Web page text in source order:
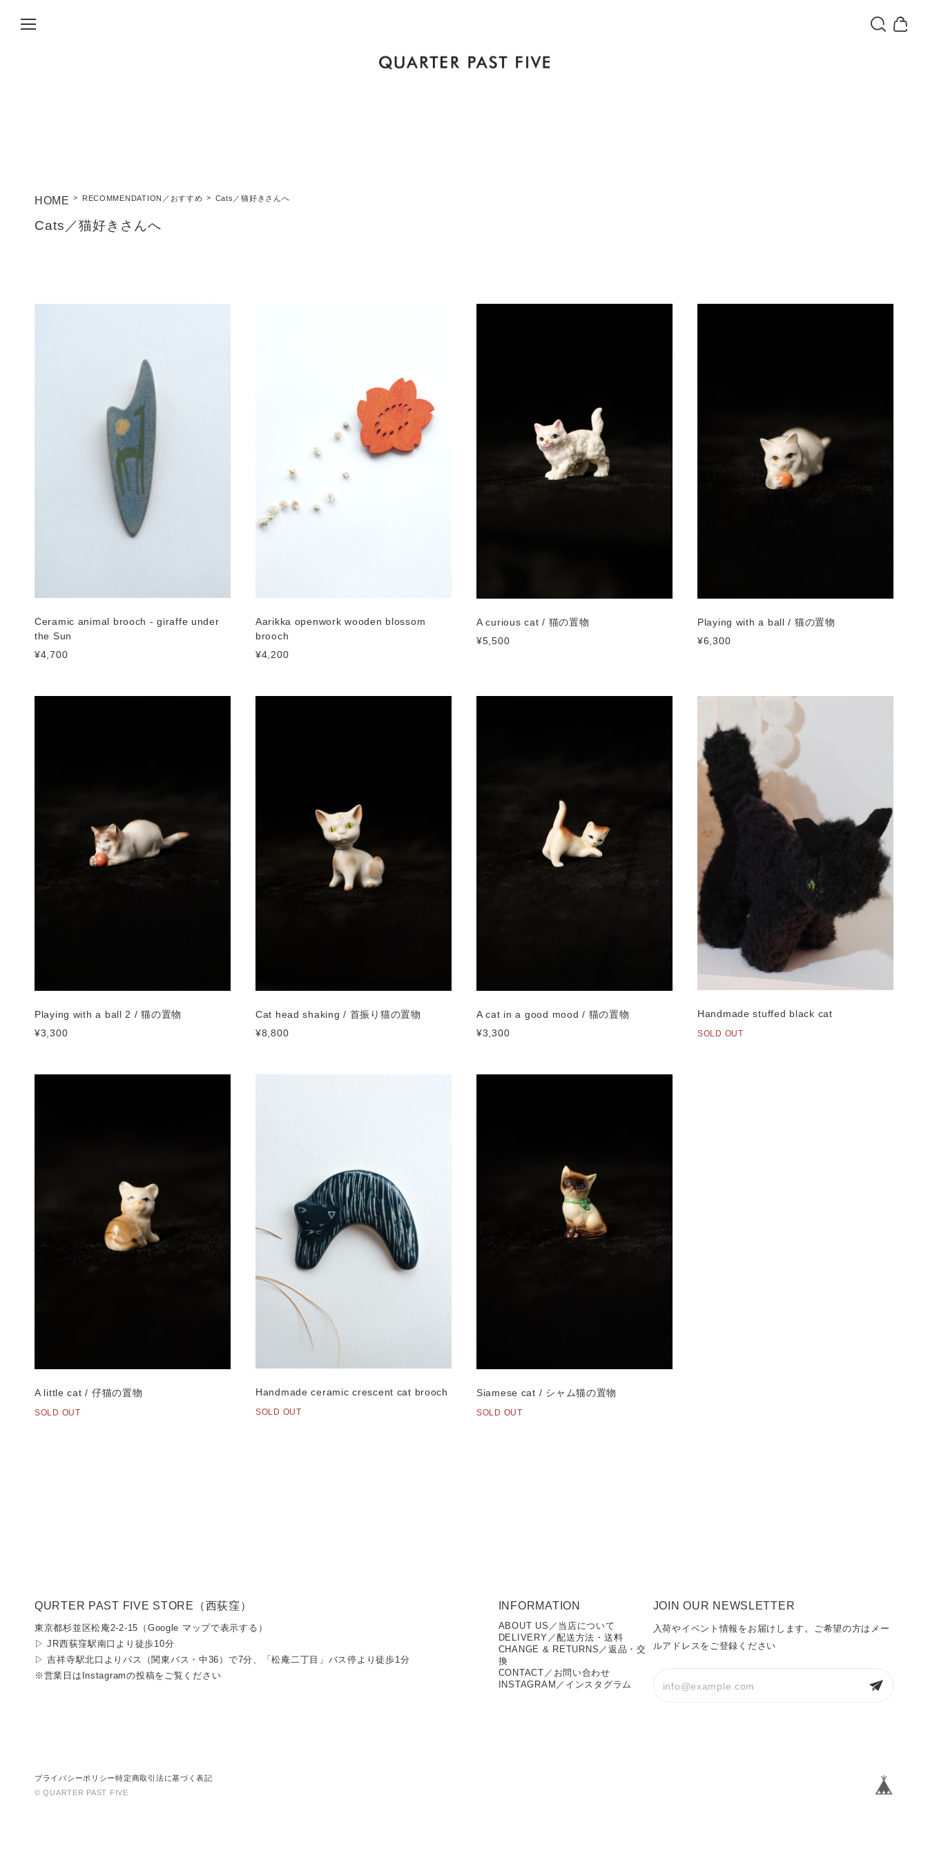
RECOMMENDATION／おすすめ Cats／猫好きさんへ
Cats／猫好きさんへ
Ceramic animal brooch - giraffe under
the Sun
¥4,700
Aarikka openwork wooden blossom
brooch
¥4,200
A curious cat / 猫の置物
¥5,500
Playing with a ball / 猫の置物
¥6,300
Playing with a ball 2 / 猫の置物
¥3,300
Cat head shaking / 首振り猫の置物
¥8,800
A cat in a good mood / 猫の置物
¥3,300
Handmade stuffed black cat
SOLD OUT
A little cat / 仔猫の置物
SOLD OUT
Handmade ceramic crescent cat brooch
SOLD OUT
Siamese cat / シャム猫の置物
SOLD OUT
QURTER PAST FIVE STORE（西荻窪）
東京都杉並区松庵2-2-15（ Google マップで表示する ）
▷ JR西荻窪駅南口より徒歩10分
▷ 吉祥寺駅北口よりバス（関東バス・中36）で7分、「松庵二丁目」バス停より徒歩1分
※営業日は Instagramの投稿をご覧ください
INFORMATION
ABOUT US／当店について
DELIVERY／配送方法・送料
CHANGE & RETURNS／返品・交
換
CONTACT／お問い合わせ
INSTAGRAM／インスタグラム
JOIN OUR NEWSLETTER
入荷やイベント情報をお届けします。ご希望の方はメー
ルアドレスをご登録ください
プライバシーポリシー特定商取引法に基づく表記
© QUARTER PAST FIVE